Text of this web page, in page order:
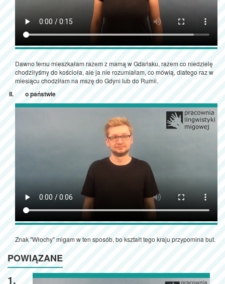
Dawno temu mieszkałam razem z mamą w Gdańsku, razem co niedzielę
chodziłyśmy do kościoła, ale ja nie rozumiałam, co mówią, dlatego raz w
miesiącu chodziłam na mszę do Gdyni lub do Rumii.
o państwie
Znak "Włochy" migam w ten sposób, bo kształt tego kraju przypomina but.
POWIĄZANE
1.